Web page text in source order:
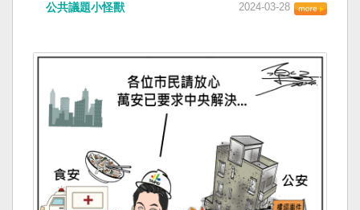
公共議題小怪獸 2024-03-28